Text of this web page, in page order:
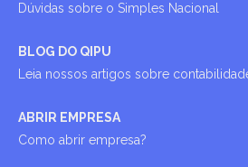
Dúvidas sobre o Simples Nacional
BLOG DO QIPU
Leia nossos artigos sobre
ABRIR EMPRESA
Como abrir empresa?